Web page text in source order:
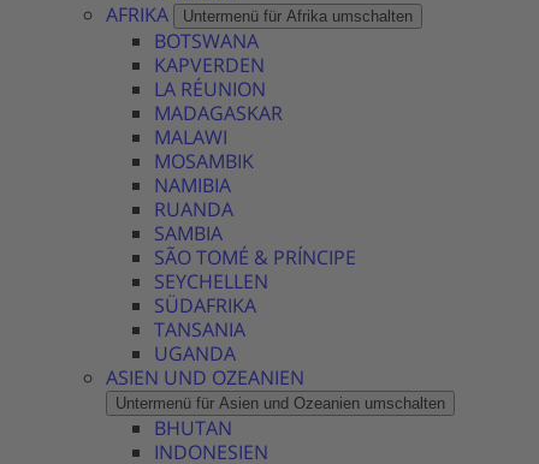
AFRIKA
Untermenü für Afrika umschalten
BOTSWANA
KAPVERDEN
LA RÉUNION
MADAGASKAR
MALAWI
MOSAMBIK
NAMIBIA
RUANDA
SAMBIA
SÃO TOMÉ & PRÍNCIPE
SEYCHELLEN
SÜDAFRIKA
TANSANIA
UGANDA
ASIEN UND OZEANIEN
Untermenü für Asien und Ozeanien umschalten
BHUTAN
INDONESIEN